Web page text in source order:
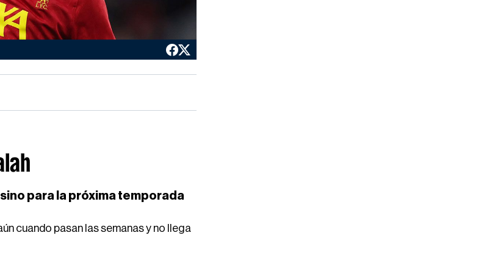
para la próxima temporada
cuando pasan las semanas y no llega